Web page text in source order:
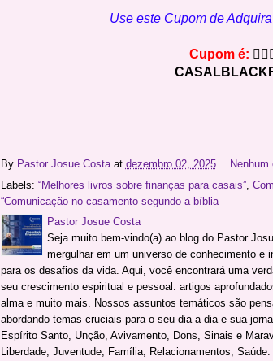
Use este Cupom de
Cupom é:
By Pastor Josue Costa at dezembro 02, 2025
Nenhum
Labels: “Melhores livros sobre finanças para casais”,
“Comunicação no casamento segundo a bíblia
Pastor Josue Costa
Seja muito bem-vindo(a) ao blog do Pastor
mergulhar em um universo de conhecimento e
para os desafios da vida. Aqui, você encontrará uma
seu crescimento espiritual e pessoal: artigos
alma e muito mais. Nossos assuntos temáticos são
abordando temas cruciais para o seu dia a dia e sua
Espírito Santo, Unção, Avivamento, Dons, Sinais e
Liberdade, Juventude, Família, Relacionamentos,